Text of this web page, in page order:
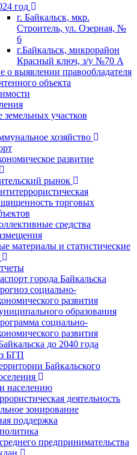
год
г. Байкальск, мкр.
Строитель, ул. Озерная, №
6
г.Байкальск, микрорайон
Красный ключ, з/у №70 А
о выявлении правообладателя
объекта
земельных участков
хозяйство
развитие
рынок
торговых
средства
материалы и статистические
города Байкальска
социально-
развития
образования
социально-
развития
до 2040 года
БГП
Байкальского
населению
деятельность
зонирование
поддержка
предпринимательства